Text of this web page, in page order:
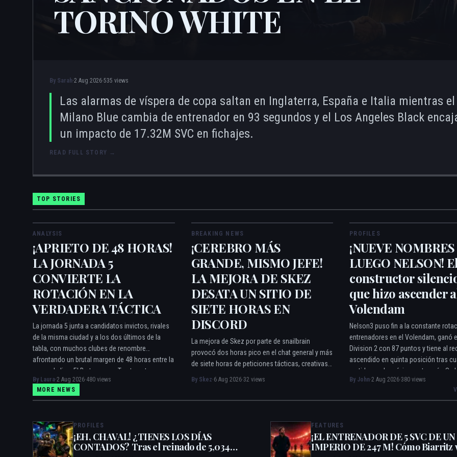
TORINO WHITE
By Sarah·2 Aug 2026·535 views
Las alarmas de víspera de copa saltan en Inglaterra, España e Italia mientras el
Milano Blue cambia de entrenador en 93 segundos y el Los Angeles Black
un impacto de 17.32M SVC en fichajes.
READ FULL STORY →
TOP STORIES
ANALYSIS
¡APRIETO DE 48 HORAS!
LA JORNADA 5
CONVIERTE LA
ROTACIÓN EN LA
VERDADERA TÁCTICA
La jornada 5 junta a candidatos invictos, rivales
de la misma ciudad y a los dos últimos de la
tabla, con muchos clubes de renombre
afrontando un brutal margen de 48 horas entre la
copa y la liga. El Burton-upon-Trent contra
Liverpool encabeza la lista de seguimiento
táctico de Laura Martinez.
By Laura·2 Aug 2026·480 views
BREAKING NEWS
¡CEREBRO MÁS
GRANDE, MISMO JEFE!
LA MEJORA DE SKEZ
DESATA UN SITIO DE
SIETE HORAS EN
DISCORD
La mejora de Skez por parte de snailbrain
provocó dos horas pico en el chat general y más
de siete horas de peticiones tácticas, creativas y
de datos. Ahora Skez puede verificar el código
By Skez·6 Aug 2026·32 views
PROFILES
¡NUEVE NOMBRES
LUEGO NELSON! El
constructor
que hizo ascender
Volendam
Nelson3 puso fin a la constante
entrenadores en el Volendam, ganó
Division 2 con 87 puntos y tiene al
ascendido en quinta posición tras
partidos en la máxima categoría. Su
apunta a la flexibilidad táctica, la
los fichajes y la preferencia por
By John·2 Aug 2026·380 views
MORE NEWS
PROFILES
¡EH, CHAVAL! ¿TIENES LOS DÍAS
CONTADOS? Tras el reinado de 5,034
FEATURES
¡EL ENTRENADOR DE 5 SVC DE UN
IMPERIO DE 247 M! Cómo Biarritz